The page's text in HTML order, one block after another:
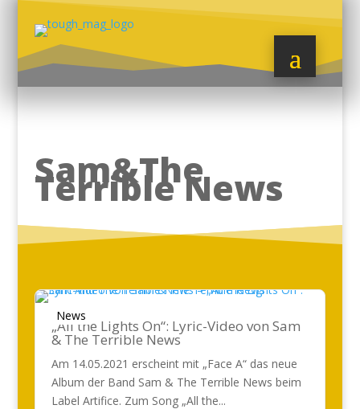
Sam&The
Terrible News
News
„All the Lights On“: Lyric-Video von Sam
& The Terrible News
Am 14.05.2021 erscheint mit „Face A“ das neue
Album der Band Sam & The Terrible News beim
Label Artifice. Zum Song „All the...